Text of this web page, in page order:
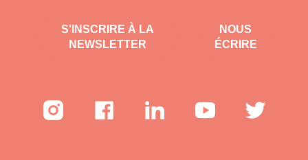
S'INSCRIRE À LA
NEWSLETTER
NOUS
ÉCRIRE